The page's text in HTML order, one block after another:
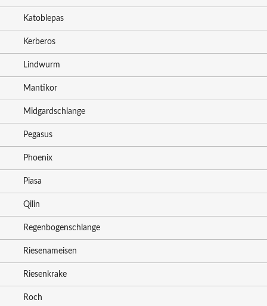
Katoblepas
Kerberos
Lindwurm
Mantikor
Midgardschlange
Pegasus
Phoenix
Piasa
Qilin
Regenbogenschlange
Riesenameisen
Riesenkrake
Roch